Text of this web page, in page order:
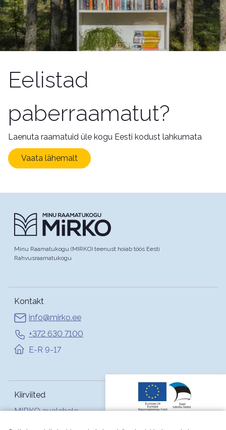
Eelistad
paberraamatut?
Laenuta raamatuid üle kogu Eesti kodust lahkumata
Vaata lähemalt
Minu Raamatukogu (MIRKO) teenust hoiab töös Eesti
Rahvusraamatukogu
Kontakt
info@mirko.ee
+372 630 7100
E-R 9-17
Kiirviited
MIRKO avalehele
Abi